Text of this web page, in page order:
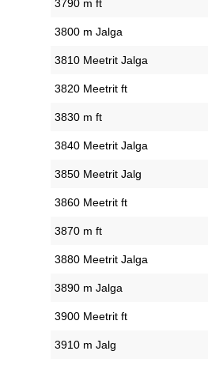
3790 m ft
3800 m Jalga
3810 Meetrit Jalga
3820 Meetrit ft
3830 m ft
3840 Meetrit Jalga
3850 Meetrit Jalg
3860 Meetrit ft
3870 m ft
3880 Meetrit Jalga
3890 m Jalga
3900 Meetrit ft
3910 m Jalg